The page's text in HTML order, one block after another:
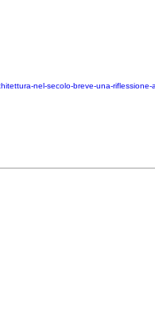
nel-secolo-breve-una-riflessione-